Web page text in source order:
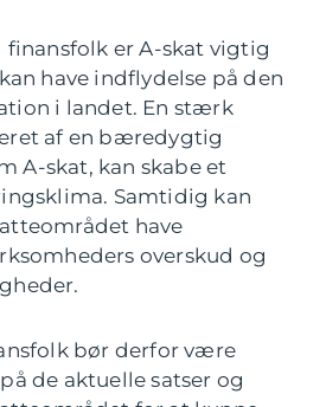
finansfolk er A-skat vigtig
have indflydelse på den
i landet. En stærk
af en bæredygtig
A-skat, kan skabe et
Samtidig kan
have
overskud og
bør derfor være
de aktuelle satser og